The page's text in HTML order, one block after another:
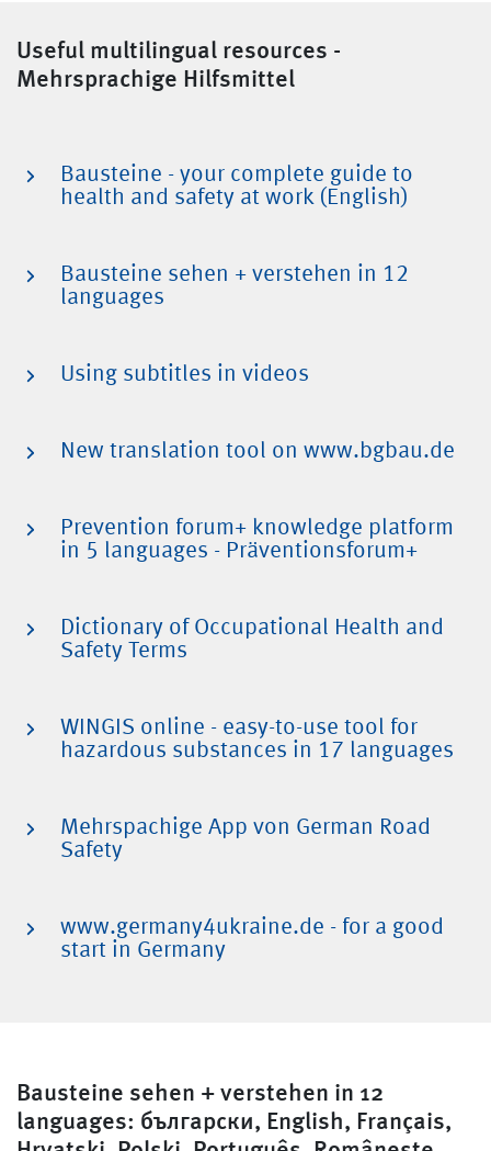
Useful multilingual resources -
Mehrsprachige Hilfsmittel
Bausteine - your complete guide to
health and safety at work (English)
Bausteine sehen + verstehen in 12
languages
Using subtitles in videos
New translation tool on www.bgbau.de
Prevention forum+ knowledge platform
in 5 languages - Präventionsforum+
Dictionary of Occupational Health and
Safety Terms
WINGIS online - easy-to-use tool for
hazardous substances in 17 languages
Mehrspachige App von German Road
Safety
www.germany4ukraine.de - for a good
start in Germany
Bausteine sehen + verstehen in 12
languages: български, English, Français,